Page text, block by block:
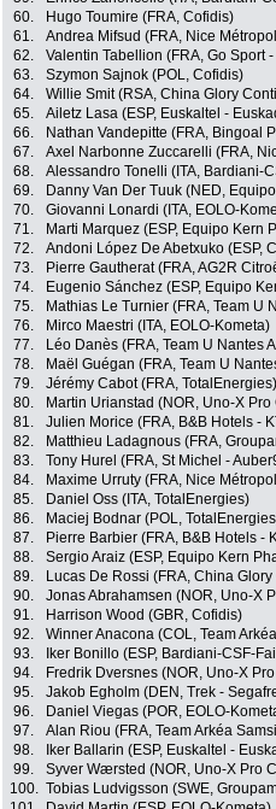
60.
Hugo Toumire (FRA, Cofidis)
61.
Andrea Mifsud (FRA, Nice
62.
Valentin Tabellion (FRA, Go Sport
63.
Szymon Sajnok (POL, Cofidis)
64.
Willie Smit (RSA, China Glory
65.
Ailetz Lasa (ESP, Euskaltel -
66.
Nathan Vandepitte (FRA, Bingoal
67.
Axel Narbonne Zuccarelli (FRA,
68.
Alessandro Tonelli (ITA, Bardiani-
69.
Danny Van Der Tuuk (NED,
70.
Giovanni Lonardi (ITA, EOLO-
71.
Marti Marquez (ESP, Equipo Kern
72.
Andoni López De Abetxuko (ESP,
73.
Pierre Gautherat (FRA, AG2R
74.
Eugenio Sánchez (ESP, Equipo
75.
Mathias Le Turnier (FRA, Team U
76.
Mirco Maestri (ITA, EOLO-Kometa)
77.
Léo Danès (FRA, Team U Nantes
78.
Maël Guégan (FRA, Team U
79.
Jérémy Cabot (FRA, TotalEnergies)
80.
Martin Urianstad (NOR, Uno-X Pro
81.
Julien Morice (FRA, B&B Hotels -
82.
Matthieu Ladagnous (FRA,
83.
Tony Hurel (FRA, St Michel -
84.
Maxime Urruty (FRA, Nice
85.
Daniel Oss (ITA, TotalEnergies)
86.
Maciej Bodnar (POL,
87.
Pierre Barbier (FRA, B&B Hotels -
88.
Sergio Araiz (ESP, Equipo Kern
89.
Lucas De Rossi (FRA, China
90.
Jonas Abrahamsen (NOR, Uno-X
91.
Harrison Wood (GBR, Cofidis)
92.
Winner Anacona (COL, Team
93.
Iker Bonillo (ESP, Bardiani-CSF-
94.
Fredrik Dversnes (NOR, Uno-X
95.
Jakob Egholm (DEN, Trek -
96.
Daniel Viegas (POR, EOLO-
97.
Alan Riou (FRA, Team Arkéa
98.
Iker Ballarin (ESP, Euskaltel -
99.
Syver Wærsted (NOR, Uno-X Pro
100. Tobias Ludvigsson (SWE,